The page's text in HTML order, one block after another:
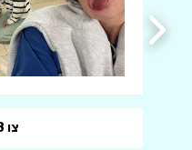
צו 8 בעורף